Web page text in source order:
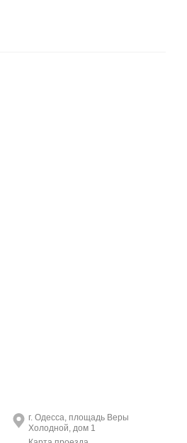
г. Одесса, площадь Веры
Холодной, дом 1